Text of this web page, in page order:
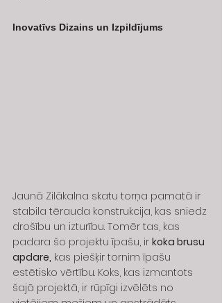
Inovatīvs Dizains un Izpildījums
Jaunā Zilākalna skatu torņa pamatā ir
stabila tērauda konstrukcija, kas sniedz
drošību un izturību. Tomēr tas, kas
padara šo projektu īpašu, ir koka brusu
apdare, kas piešķir tornim īpašu
estētisko vērtību. Koks, kas izmantots
šajā projektā, ir rūpīgi izvēlēts no